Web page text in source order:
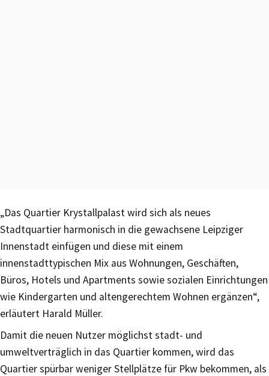
„Das Quartier Krystallpalast wird sich als neues
Stadtquartier harmonisch in die gewachsene Leipziger
Innenstadt einfügen und diese mit einem
innenstadttypischen Mix aus Wohnungen, Geschäften,
Büros, Hotels und Apartments sowie sozialen Einrichtungen
wie Kindergarten und altengerechtem Wohnen ergänzen“,
erläutert Harald Müller.
Damit die neuen Nutzer möglichst stadt- und
umweltverträglich in das Quartier kommen, wird das
Quartier spürbar weniger Stellplätze für Pkw bekommen, als